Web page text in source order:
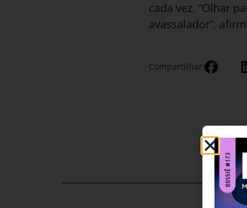
cada vez. “Olhar
avassalador”,
Compartilhar: